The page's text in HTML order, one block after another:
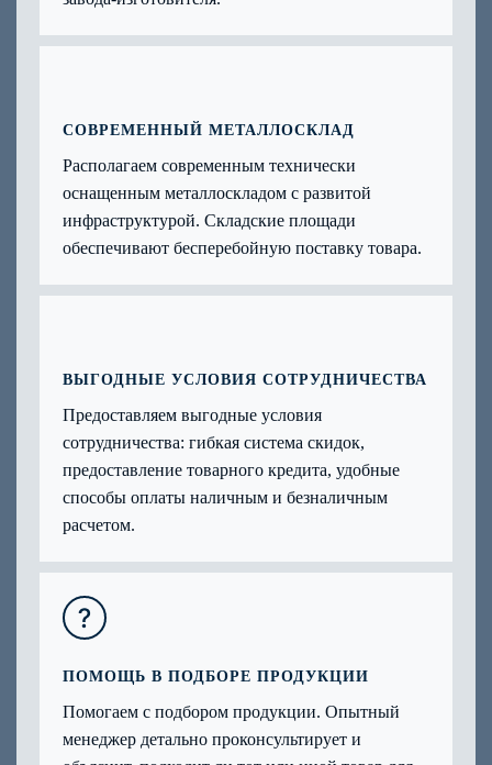
СОВРЕМЕННЫЙ МЕТАЛЛОСКЛАД
Располагаем современным технически
оснащенным металлоскладом с развитой
инфраструктурой. Складские площади
обеспечивают бесперебойную поставку товара.
ВЫГОДНЫЕ УСЛОВИЯ СОТРУДНИЧЕСТВА
Предоставляем выгодные условия
сотрудничества: гибкая система скидок,
предоставление товарного кредита, удобные
способы оплаты наличным и безналичным
расчетом.
ПОМОЩЬ В ПОДБОРЕ ПРОДУКЦИИ
Помогаем с подбором продукции. Опытный
менеджер детально проконсультирует и